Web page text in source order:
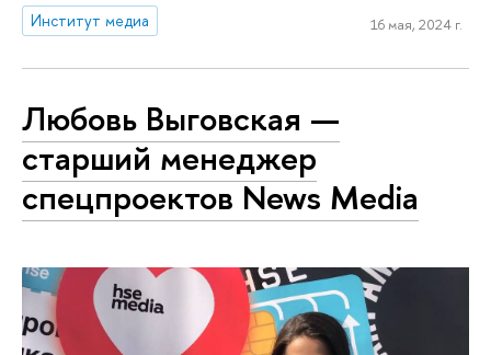
Институт медиа
16 мая, 2024 г.
Любовь Выговская —
старший менеджер
спецпроектов News Media